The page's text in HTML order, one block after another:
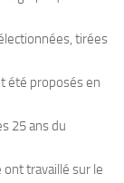
tirées
été proposés en
25 ans du
travaillé sur le